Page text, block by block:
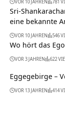
Sri-
eine bekannte
VOR 10 JAHREN 546
Wo hört das
VOR 3 JAHREN 622
VOR 13 JAHREN 414